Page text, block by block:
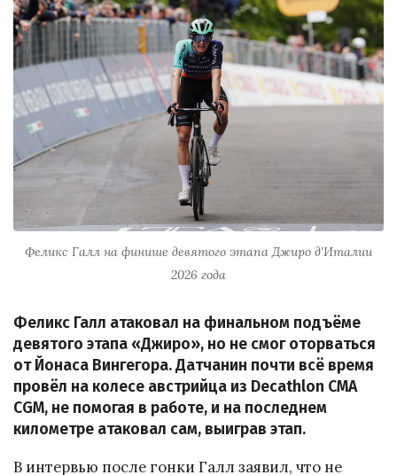
Феликс Галл на финише девятого этапа Джиро д'Италии
2026 года
Феликс Галл атаковал на финальном подъёме
девятого этапа «Джиро», но не смог оторваться
от Йонаса Вингегора. Датчанин почти всё время
провёл на колесе австрийца из Decathlon CMA
CGM, не помогая в работе, и на последнем
километре атаковал сам, выиграв этап.
В интервью после гонки Галл заявил, что не